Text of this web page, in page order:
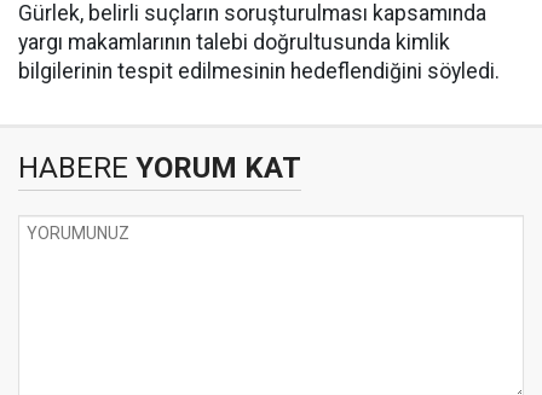
Gürlek, belirli suçların soruşturulması kapsamında
yargı makamlarının talebi doğrultusunda kimlik
bilgilerinin tespit edilmesinin hedeflendiğini söyledi.
HABERE YORUM KAT